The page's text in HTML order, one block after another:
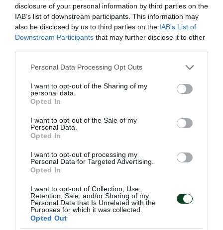
disclosure of your personal information by third parties on the
IAB’s list of downstream participants. This information may
also be disclosed by us to third parties on the IAB’s List of
Downstream Participants that may further disclose it to other
Please note that this website/app uses one or more Google
not limited to your visit or usage behaviour. You may click to
grant or deny consent to Google and its third-party tags to
use your data for below specified purposes in below Google
consent section.
Personal Data Processing Opt Outs
I want to opt-out of the Sharing of my
personal data.
Opted In
I want to opt-out of the Sale of my
Personal Data.
Opted In
I want to opt-out of processing my
Personal Data for Targeted Advertising.
Opted In
I want to opt-out of Collection, Use,
Retention, Sale, and/or Sharing of my
Personal Data that Is Unrelated with the
Purposes for which it was collected.
Opted Out
En el segundo tiempo, los jugadores de Lazlo
Boloni entraron en el campo con todavía más
un gran impulso. El jugador español estaba muy
«amenazador» en el minuto 50. Aunque Jutesiotis
encontró una manera para reaccionar en aquel
momento preciso, el español sonrió unos nueve
minutos más tarde al marcar su primer tanto
llevando la camiseta del Panathinaikos. Tras una
buena jugada «selló» una nueva victoria para su
equipo.
Durante los 25 últimos minutos del duelo, el PAS
Yianina presionó mucho intentando entrar de nuevo